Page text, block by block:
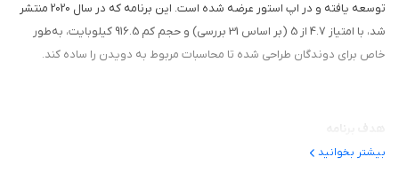
توسعه یافته و در اپ استور عرضه شده است. این برنامه که در سال 2020 منتشر
شد، با امتیاز 4.7 از 5 (بر اساس 31 بررسی) و حجم کم 916.5 کیلوبایت، به‌طور
خاص برای دوندگان طراحی شده تا محاسبات مربوط به دویدن را ساده کند.
هدف برنامه
بیشتر بخوانید